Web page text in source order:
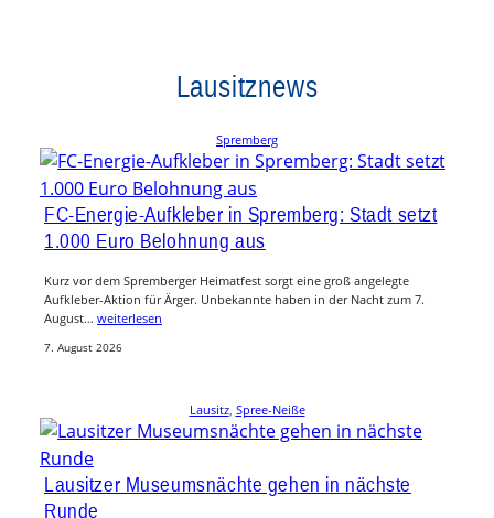
Lausitznews
Spremberg
FC-Energie-Aufkleber in Spremberg: Stadt setzt
1.000 Euro Belohnung aus
Kurz vor dem Spremberger Heimatfest sorgt eine groß angelegte
Aufkleber-Aktion für Ärger. Unbekannte haben in der Nacht zum 7.
August… weiterlesen
7. August 2026
Lausitz, Spree-Neiße
Lausitzer Museumsnächte gehen in nächste
Runde